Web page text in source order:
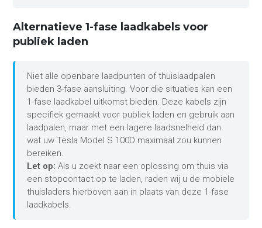
Alternatieve 1-fase laadkabels voor
publiek laden
Niet alle openbare laadpunten of thuislaadpalen
bieden 3-fase aansluiting. Voor die situaties kan een
1-fase laadkabel uitkomst bieden. Deze kabels zijn
specifiek gemaakt voor publiek laden en gebruik aan
laadpalen, maar met een lagere laadsnelheid dan
wat uw Tesla Model S 100D maximaal zou kunnen
bereiken.
Let op: Als u zoekt naar een oplossing om thuis via
een stopcontact op te laden, raden wij u de mobiele
thuisladers hierboven aan in plaats van deze 1-fase
laadkabels.